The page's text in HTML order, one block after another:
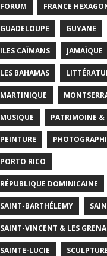
FORUM FRANCE
GUADELOUPE GUYANE
ILES CAÏMANS JAMAÏQUE
LES BAHAMAS
MARTINIQUE
MUSIQUE PATRIMOINE
PEINTURE
PORTO RICO
RÉPUBLIQUE DOMINICAINE
SAINT-BARTHÉLEMY
SAINT-VINCENT & LES
SAINTE-LUCIE